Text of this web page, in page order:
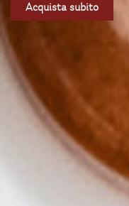
Acquista subito